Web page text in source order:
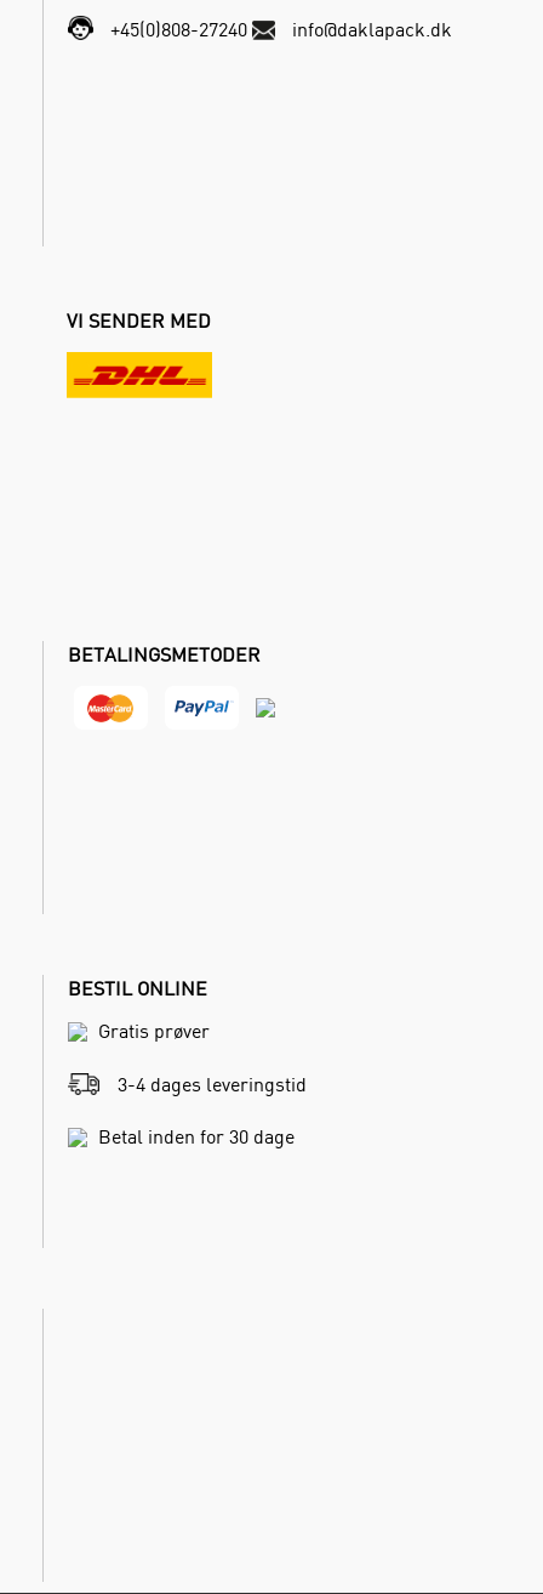
+45(0)808-27240
info@daklapack.dk
VI SENDER MED
BETALINGSMETODER
BESTIL ONLINE
Gratis prøver
3-4 dages leveringstid
Betal inden for 30 dage